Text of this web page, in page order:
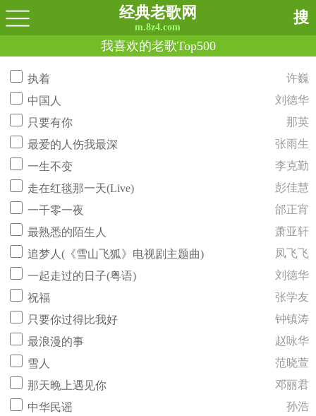
经典老歌网
m.8z4.com
搜
我喜欢的老歌Top500
执着
许巍
中国人
刘德华
只要有你
那英
最爱的人伤我最深
张雨生
一生不变
李克勤
走在红毯那一天(Live)
彭佳慧
一千零一夜
邰正宵
最熟悉的陌生人
萧亚轩
追梦人(《雪山飞狐》电视剧主题曲)
凤飞飞
一起走过的日子(粤语)
刘德华
祝福
张学友
只要你过得比我好
钟镇涛
最浪漫的事
赵咏华
雪人
范晓萱
那天晚上遇见你
邓丽君
中华民谣
孙浩